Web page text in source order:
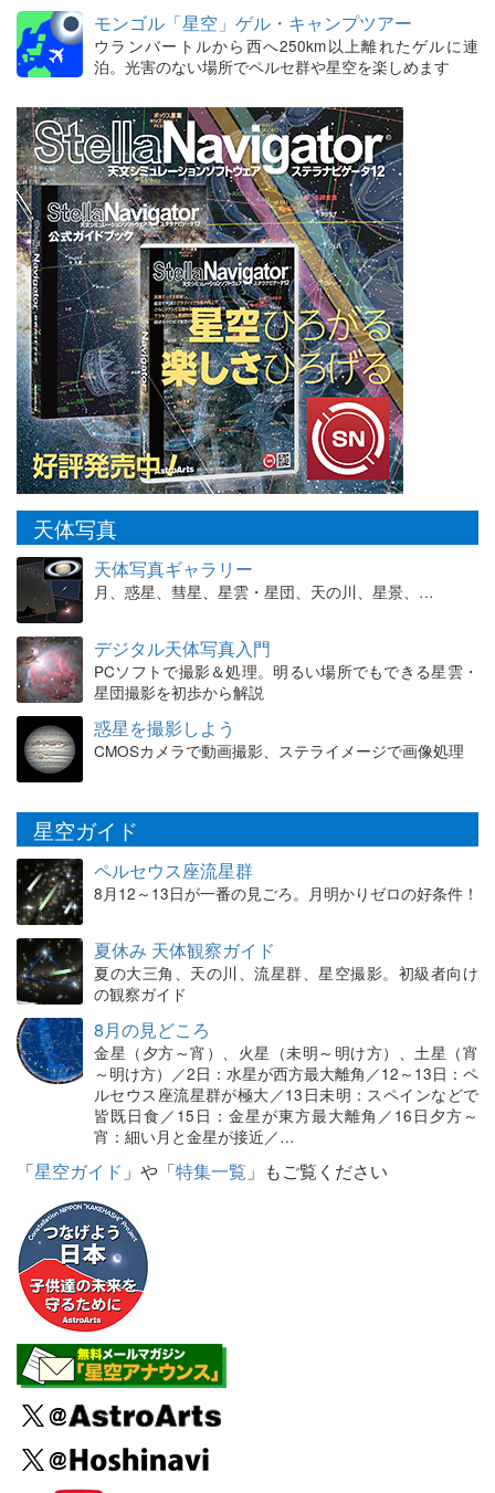
モンゴル「星空」ゲル・キャンプツアー
ウランバートルから西へ250km以上離れたゲルに連
泊。光害のない場所でペルセ群や星空を楽しめます
天体写真
天体写真ギャラリー
月、惑星、彗星、星雲・星団、天の川、星景、…
デジタル天体写真入門
PCソフトで撮影＆処理。明るい場所でもできる星雲・
星団撮影を初歩から解説
惑星を撮影しよう
CMOSカメラで動画撮影、ステライメージで画像処理
星空ガイド
ペルセウス座流星群
8月12～13日が一番の見ごろ。月明かりゼロの好条件！
夏休み 天体観察ガイド
夏の大三角、天の川、流星群、星空撮影。初級者向け
の観察ガイド
8月の見どころ
金星（夕方～宵）、火星（未明～明け方）、土星（宵
～明け方）／2日：水星が西方最大離角／12～13日：ペ
ルセウス座流星群が極大／13日未明：スペインなどで
皆既日食／15日：金星が東方最大離角／16日夕方～
宵：細い月と金星が接近／…
「星空ガイド 」や「特集一覧 」もご覧ください